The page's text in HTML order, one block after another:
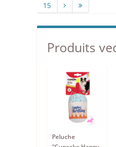
15
Produits
Peluche